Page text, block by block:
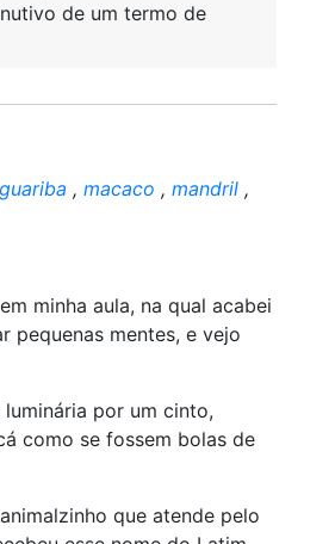
de um termo de
guariba , macaco , mandril ,
minha aula, na qual acabei
pequenas mentes, e vejo
por um cinto,
como se fossem bolas de
que atende pelo